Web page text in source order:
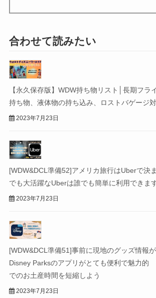
合わせて読みたい
【永久保存版】WDW持ち物リスト│長期フラ
持ち物、液体物の持ち込み、ロストバゲージ
2023年7月23日
[WDW&DCL準備52]アメリカ旅行はUberで決
でも大活躍なUberは誰でも簡単に利用できま
2023年7月23日
[WDW&DCL準備51]事前に現地のグッズ情報
Disney Parksのアプリがとても便利で魅力的
でのお土産時間を短縮しよう
2023年7月23日